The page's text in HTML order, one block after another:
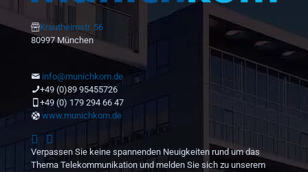
Krautheimstr. 56
80997 München
info@munichkom.de
+49 (0)89 95455726
+49 (0) 179 294 66 47
www.munichkom.de
Verpassen Sie keine spannenden Neuigkeiten rund um das
Thema Telekommunikation und melden Sie sich zu unserem